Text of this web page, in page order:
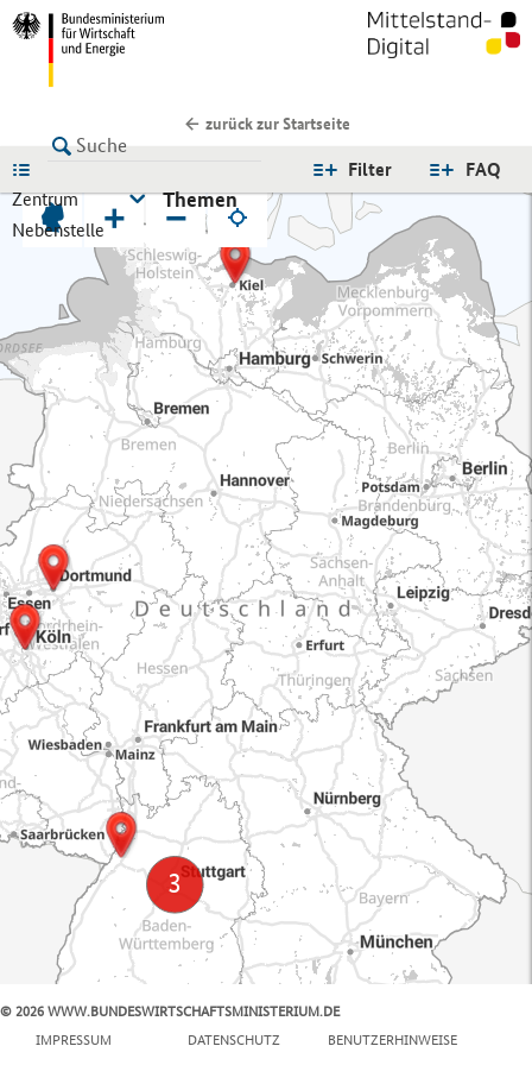
zurück zur Startseite
FAQ
Filter
Zentrum
Nebenstelle
Themen
+ −
© 2026 WWW.BUNDESWIRTSCHAFTSMINISTERIUM.DE
IMPRESSUM
DATENSCHUTZ BENUTZERHINWEISE